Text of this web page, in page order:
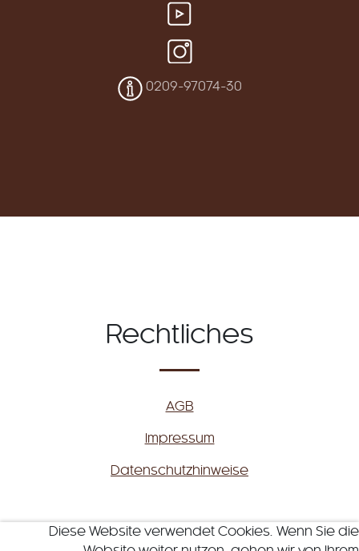
Diese Website verwendet Cookies. Wenn Sie die
0209-97074-30
Rechtliches
AGB
Impressum
Datenschutzhinweise